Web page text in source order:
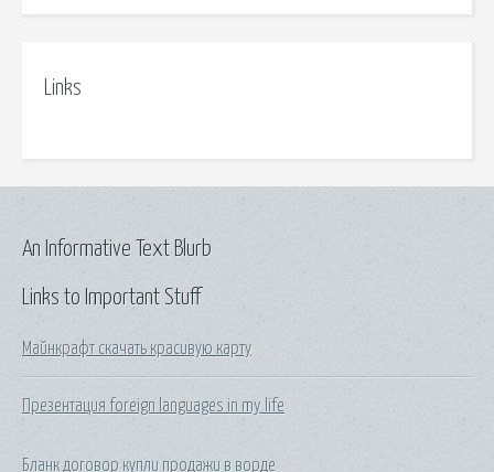
Links
Links to Important Stuff
Майнкрафт скачать красивую карту
Презентация foreign languages in my life
Бланк договор купли продажи в ворде
An Informative Text Blurb